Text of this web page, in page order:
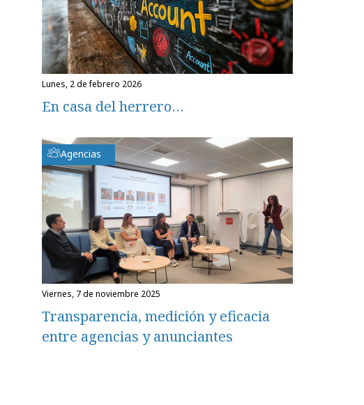
lunes, 2 de febrero 2026
En casa del herrero…
Agencias
viernes, 7 de noviembre 2025
Transparencia, medición y eficacia
entre agencias y anunciantes